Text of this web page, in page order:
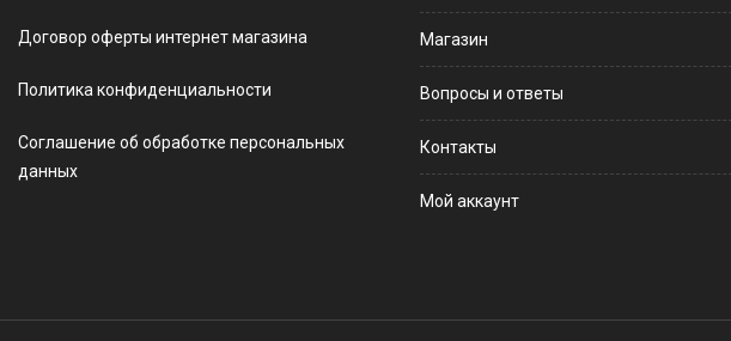
Договор оферты интернет магазина
Политика конфиденциальности
Соглашение об обработке персональных
данных
Магазин
Вопросы и ответы
Контакты
Мой аккаунт